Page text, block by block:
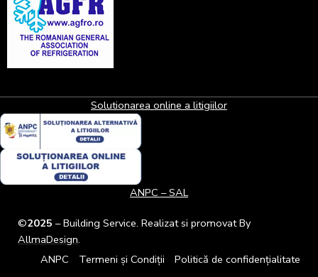
Solutionarea online a litigiilor
ANPC – SAL
©2025 – Building Service. Realizat si promovat By
AllmaDesign.
ANPC
Termeni și Condiții Politică de confidențialitate